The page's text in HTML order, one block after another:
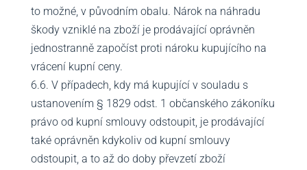
to možné, v původním obalu. Nárok na náhradu
škody vzniklé na zboží je prodávající oprávněn
jednostranně započíst proti nároku kupujícího na
vrácení kupní ceny.
6.6. V případech, kdy má kupující v souladu s
ustanovením § 1829 odst. 1 občanského zákoníku
právo od kupní smlouvy odstoupit, je prodávající
také oprávněn kdykoliv od kupní smlouvy
odstoupit, a to až do doby převzetí zboží